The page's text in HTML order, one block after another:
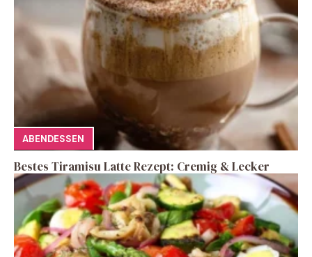
ABENDESSEN
Bestes Tiramisu Latte Rezept: Cremig & Lecker